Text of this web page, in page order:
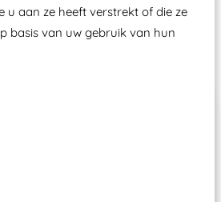
u aan ze heeft verstrekt of die ze
basis van uw gebruik van hun
bij